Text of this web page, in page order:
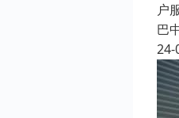
户
巴
24-